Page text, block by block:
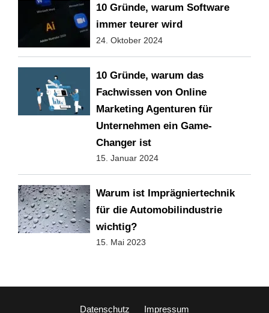
10 Gründe, warum Software
immer teurer wird
24. Oktober 2024
10 Gründe, warum das
Fachwissen von Online
Marketing Agenturen für
Unternehmen ein Game-
Changer ist
15. Januar 2024
Warum ist Imprägniertechnik
für die Automobilindustrie
wichtig?
15. Mai 2023
Datenschutz Impressum